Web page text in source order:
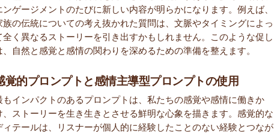
ンゲージメントのたびに新しい内容が明らかになります。例えば、
族の伝統についての考え抜かれた質問は、文脈やタイミングによっ
全く異なるストーリーを引き出すかもしれません。このような促し
、自然と感覚と感情の関わりを深めるための準備を整えます。
覚的プロンプトと感情主導型プロンプトの使用
もインパクトのあるプロンプトは、私たちの感覚や感情に働きか
、ストーリーを生き生きとさせる鮮明な心象を描きます。感覚的な
ィテールは、リスナーが個人的に経験したことのない経験とつなが